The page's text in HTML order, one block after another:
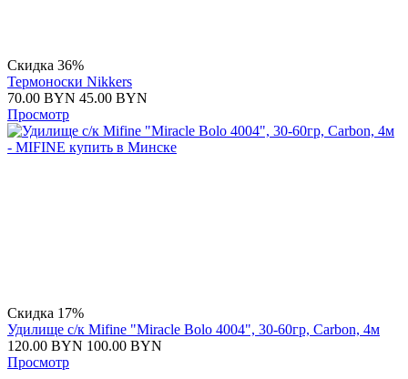
Скидка 36%
Термоноски Nikkers
70.00 BYN 45.00 BYN
Просмотр
Скидка 17%
Удилище с/к Mifine "Miracle Bolo 4004", 30-60гр, Carbon, 4м
120.00 BYN 100.00 BYN
Просмотр